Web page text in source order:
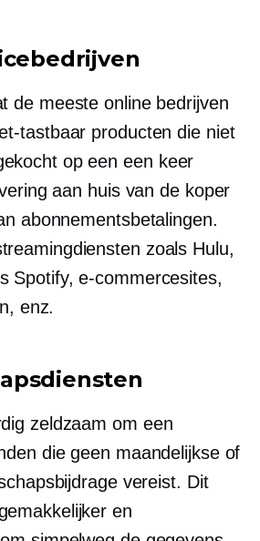
de meeste online bedrijven
tastbaar producten die niet
op eeneen keer
aan huis van de koper
abonnementsbetalingen.
zoals Hulu,
Spotify, e-commercesites,
enz.
zeldzaam om een
die geen maandelijkse of
vereist. Dit
en